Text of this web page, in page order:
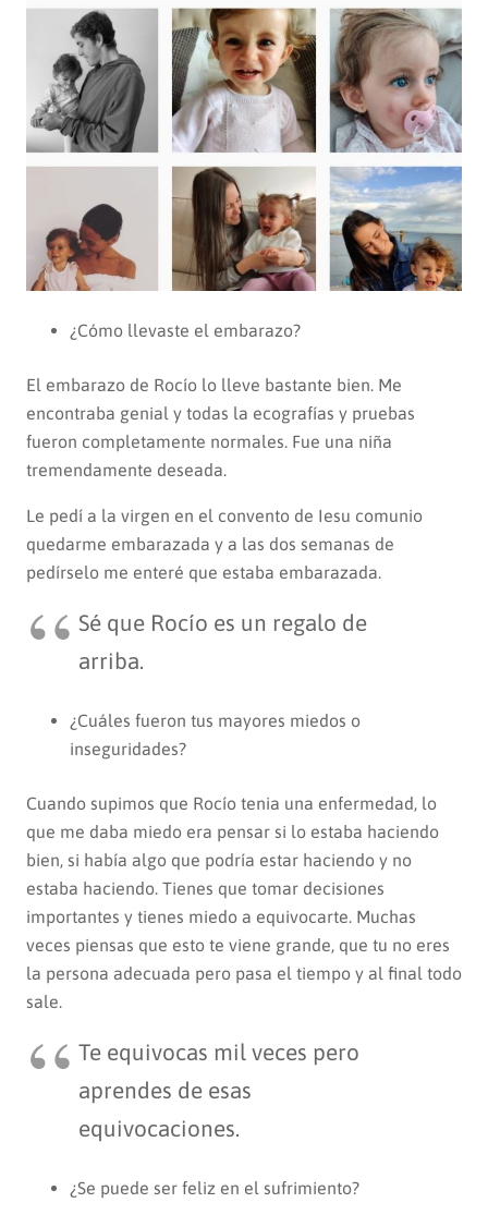
¿Cómo llevaste el embarazo?
El embarazo de Rocío lo lleve bastante bien. Me
encontraba genial y todas la ecografías y pruebas
fueron completamente normales. Fue una niña
tremendamente deseada.
Le pedí a la virgen en el convento de Iesu comunio
quedarme embarazada y a las dos semanas de
pedírselo me enteré que estaba embarazada.
Sé que Rocío es un regalo de
arriba.
¿Cuáles fueron tus mayores miedos o
inseguridades?
Cuando supimos que Rocío tenia una enfermedad, lo
que me daba miedo era pensar si lo estaba haciendo
bien, si había algo que podría estar haciendo y no
estaba haciendo. Tienes que tomar decisiones
importantes y tienes miedo a equivocarte. Muchas
veces piensas que esto te viene grande, que tu no eres
la persona adecuada pero pasa el tiempo y al final todo
sale.
Te equivocas mil veces pero
aprendes de esas
equivocaciones.
¿Se puede ser feliz en el sufrimiento?